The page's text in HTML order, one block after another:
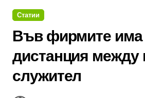
Статии
Във фирмите има
дистанция
служител